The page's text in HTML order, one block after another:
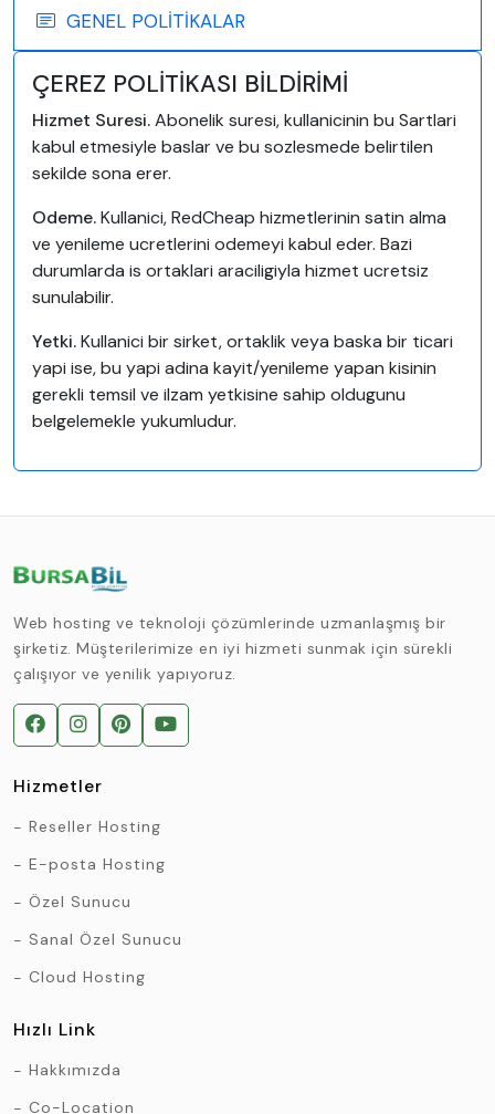
GENEL POLİTİKALAR
ÇEREZ POLİTİKASI BİLDİRİMİ
Hizmet Suresi.Abonelik suresi, kullanicinin bu Sartlari
kabul etmesiyle baslar ve bu sozlesmede belirtilen
sekilde sona erer.
Odeme.Kullanici, RedCheap hizmetlerinin satin alma
ve yenileme ucretlerini odemeyi kabul eder. Bazi
durumlarda is ortaklari araciligiyla hizmet ucretsiz
sunulabilir.
Yetki.Kullanici bir sirket, ortaklik veya baska bir ticari
yapi ise, bu yapi adina kayit/yenileme yapan kisinin
gerekli temsil ve ilzam yetkisine sahip oldugunu
belgelemekle yukumludur.
Web hosting ve teknoloji çözümlerinde uzmanlaşmış bir
şirketiz. Müşterilerimize en iyi hizmeti sunmak için sürekli
çalışıyor ve yenilik yapıyoruz.
Hizmetler
Reseller Hosting
E-posta Hosting
Özel Sunucu
Sanal Özel Sunucu
Cloud Hosting
Hızlı Link
Hakkımızda
Co-Location